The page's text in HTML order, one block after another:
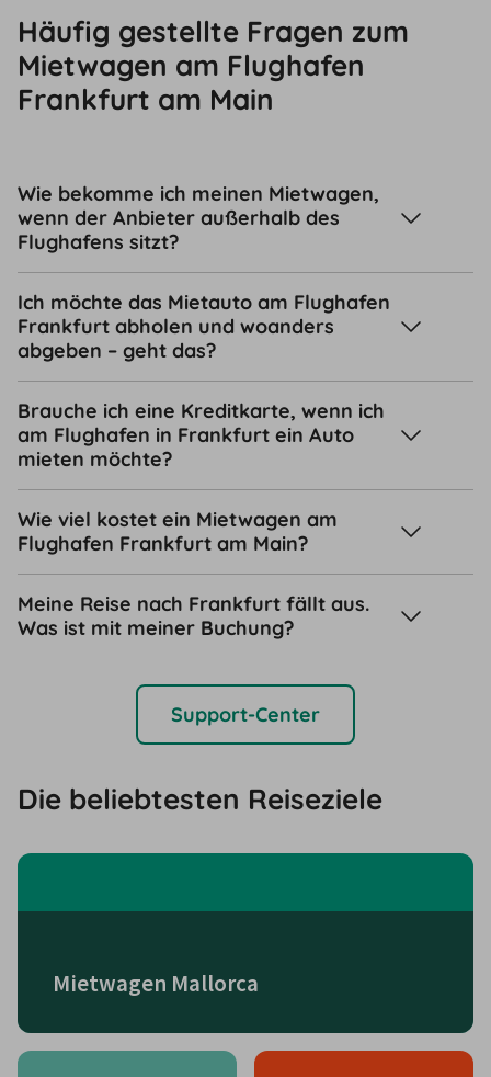
Häufig gestellte Fragen zum
Mietwagen am Flughafen
Frankfurt am Main
Wie bekomme ich meinen Mietwagen,
wenn der Anbieter außerhalb des
Flughafens sitzt?
Ich möchte das Mietauto am Flughafen
Frankfurt abholen und woanders
abgeben – geht das?
Brauche ich eine Kreditkarte, wenn ich
am Flughafen in Frankfurt ein Auto
mieten möchte?
Wie viel kostet ein Mietwagen am
Flughafen Frankfurt am Main?
Meine Reise nach Frankfurt fällt aus.
Was ist mit meiner Buchung?
Support-Center
Die beliebtesten Reiseziele
Mietwagen Mallorca